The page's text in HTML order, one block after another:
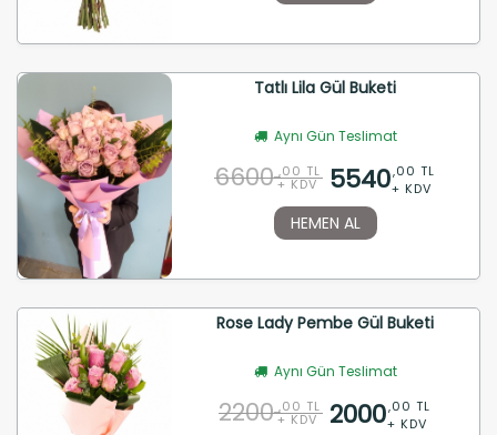
Tatlı Lila Gül Buketi
Aynı Gün Teslimat
6600 ,00 TL
+ KDV 5540,00 TL
+ KDV
HEMEN AL
Rose Lady Pembe Gül Buketi
Aynı Gün Teslimat
2200 ,00 TL
+ KDV 2000,00 TL
+ KDV